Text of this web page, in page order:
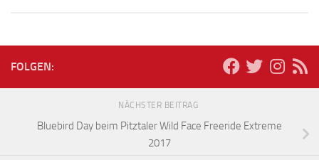
FOLGEN:
NÄCHSTER BEITRAG
Bluebird Day beim Pitztaler Wild Face Freeride Extreme
2017